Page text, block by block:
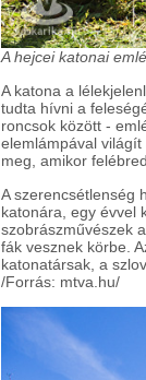
A hejcei katonai
A katona a
tudta hívni a
roncsok között -
elemlámpával
meg, amikor
A szerencsétlenség
katonára, egy évvel
szobrászművészek
fák vesznek körbe.
katonatársak, a
/Forrás: mtva.hu/